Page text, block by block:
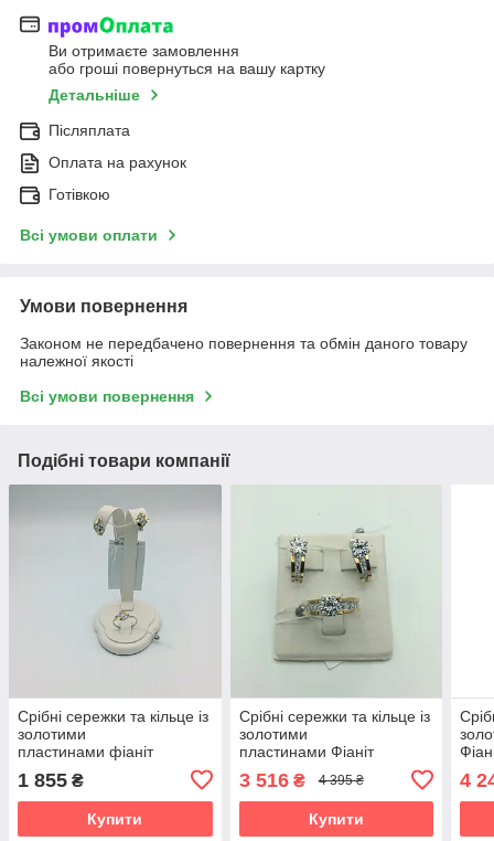
Ви отримаєте замовлення
або гроші повернуться на вашу картку
Детальніше
Післяплата
Оплата на рахунок
Готівкою
Всі умови оплати
Умови повернення
Законом не передбачено повернення та обмін даного товару
належної якості
Всі умови повернення
Подібні товари компанії
Срібні сережки та кільце із
золотими
пластинами фіаніт
1 855 ₴
Купити
Срібні сережки та кільце із
золотими
пластинами Фіаніт
3 516₴ 4 395 ₴
Купити
4